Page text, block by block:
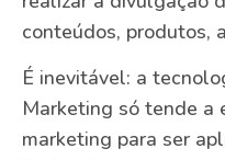
conteúdos, produtos,
É inevitável: a
Marketing só tende a
marketing para ser